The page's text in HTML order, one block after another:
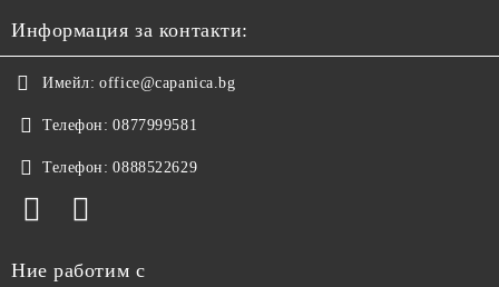
Информация за контакти:
Имейл: office@capanica.bg
Телефон: 0877999581
Телефон: 0888522629
Ние работим с